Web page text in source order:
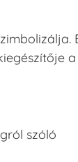
a
szóló